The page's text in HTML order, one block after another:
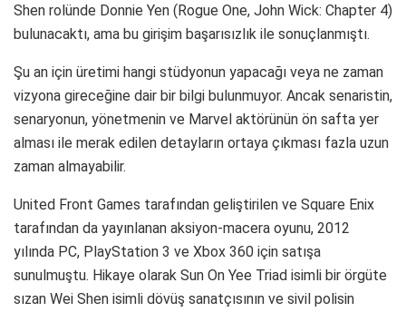
Shen rolünde Donnie Yen (Rogue One, John Wick: Chapter 4)
bulunacaktı, ama bu girişim başarısızlık ile sonuçlanmıştı.
Şu an için üretimi hangi stüdyonun yapacağı veya ne zaman
vizyona gireceğine dair bir bilgi bulunmuyor. Ancak senaristin,
senaryonun, yönetmenin ve Marvel aktörünün ön safta yer
alması ile merak edilen detayların ortaya çıkması fazla uzun
zaman almayabilir.
United Front Games tarafından geliştirilen ve Square Enix
tarafından da yayınlanan aksiyon-macera oyunu, 2012
yılında PC, PlayStation 3 ve Xbox 360 için satışa
sunulmuştu. Hikaye olarak Sun On Yee Triad isimli bir örgüte
sızan Wei Shen isimli dövüş sanatçısının ve sivil polisin